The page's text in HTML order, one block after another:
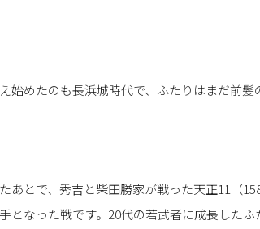
始めたのも長浜城時代で、ふたりはまだ前
あとで、秀吉と柴田勝家が戦った天正11（
となった戦です。20代の若武者に成長した